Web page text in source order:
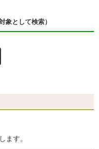
象として検索）
ます。